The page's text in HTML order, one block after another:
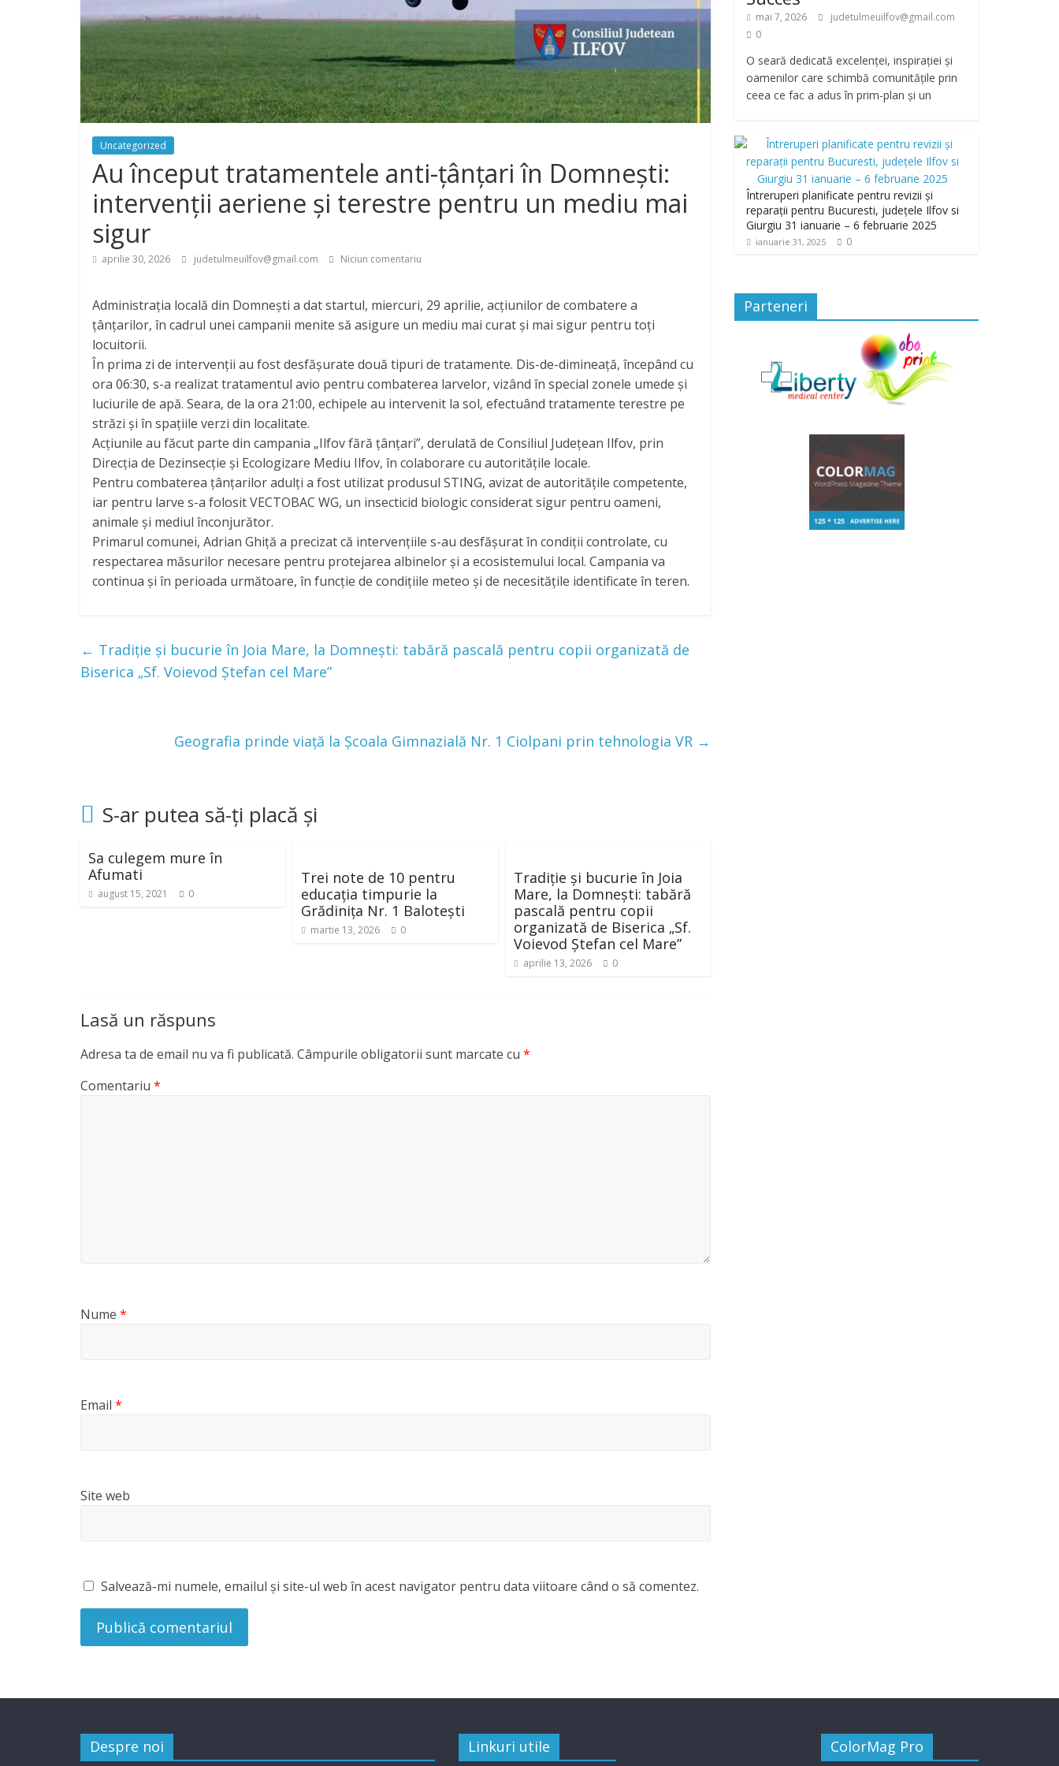
Uncategorized
Au început tratamentele anti-țânțari în Domnești:
intervenții aeriene și terestre pentru un mediu mai
sigur
aprilie 30, 2026 judetulmeuilfov@gmail.com Niciun comentariu
Administrația locală din Domnești a dat startul, miercuri, 29 aprilie, acțiunilor de combatere a
țânțarilor, în cadrul unei campanii menite să asigure un mediu mai curat și mai sigur pentru toți
locuitorii.
În prima zi de intervenții au fost desfășurate două tipuri de tratamente. Dis-de-dimineață, începând cu
ora 06:30, s-a realizat tratamentul avio pentru combaterea larvelor, vizând în special zonele umede și
luciurile de apă. Seara, de la ora 21:00, echipele au intervenit la sol, efectuând tratamente terestre pe
străzi și în spațiile verzi din localitate.
Acțiunile au făcut parte din campania „Ilfov fără țânțari”, derulată de Consiliul Județean Ilfov, prin
Direcția de Dezinsecție și Ecologizare Mediu Ilfov, în colaborare cu autoritățile locale.
Pentru combaterea țânțarilor adulți a fost utilizat produsul STING, avizat de autoritățile competente,
iar pentru larve s-a folosit VECTOBAC WG, un insecticid biologic considerat sigur pentru oameni,
animale și mediul înconjurător.
Primarul comunei, Adrian Ghiță a precizat că intervențiile s-au desfășurat în condiții controlate, cu
respectarea măsurilor necesare pentru protejarea albinelor și a ecosistemului local. Campania va
continua și în perioada următoare, în funcție de condițiile meteo și de necesitățile identificate în teren.
← Tradiție și bucurie în Joia Mare, la Domnești: tabără pascală pentru copii organizată de
Biserica „Sf. Voievod Ștefan cel Mare”
Geografia prinde viață la Școala Gimnazială Nr. 1 Ciolpani prin tehnologia VR →
S-ar putea să-ți placă și
Sa culegem mure în
Afumati
august 15, 2021 0
Trei note de 10 pentru
educația timpurie la
Grădinița Nr. 1 Balotești
martie 13, 2026 0
Tradiție și bucurie în Joia
Mare, la Domnești: tabără
pascală pentru copii
organizată de Biserica „Sf.
Voievod Ștefan cel Mare”
aprilie 13, 2026 0
Lasă un răspuns
Adresa ta de email nu va fi publicată. Câmpurile obligatorii sunt marcate cu *
Comentariu *
Nume *
Email *
Site web
Salvează-mi numele, emailul și site-ul web în acest navigator pentru data viitoare când o să comentez.
mai 7, 2026
judetulmeuilfov@gmail.com
0
O seară dedicată excelenței, inspirației și
oamenilor care schimbă comunitățile prin
ceea ce fac a adus în prim-plan și un
Întreruperi planificate pentru revizii și
reparații pentru Bucuresti, județele Ilfov si
Giurgiu 31 ianuarie – 6 februarie 2025
ianuarie 31, 2025 0
Parteneri
Despre noi Linkuri utile ColorMag Pro